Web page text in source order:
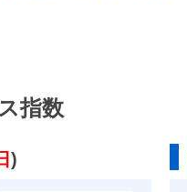
指数
)